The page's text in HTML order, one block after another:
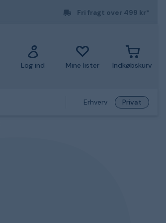
Fri fragt over 499 kr*
Log ind Mine lister Indkøbskurv
Erhverv Privat